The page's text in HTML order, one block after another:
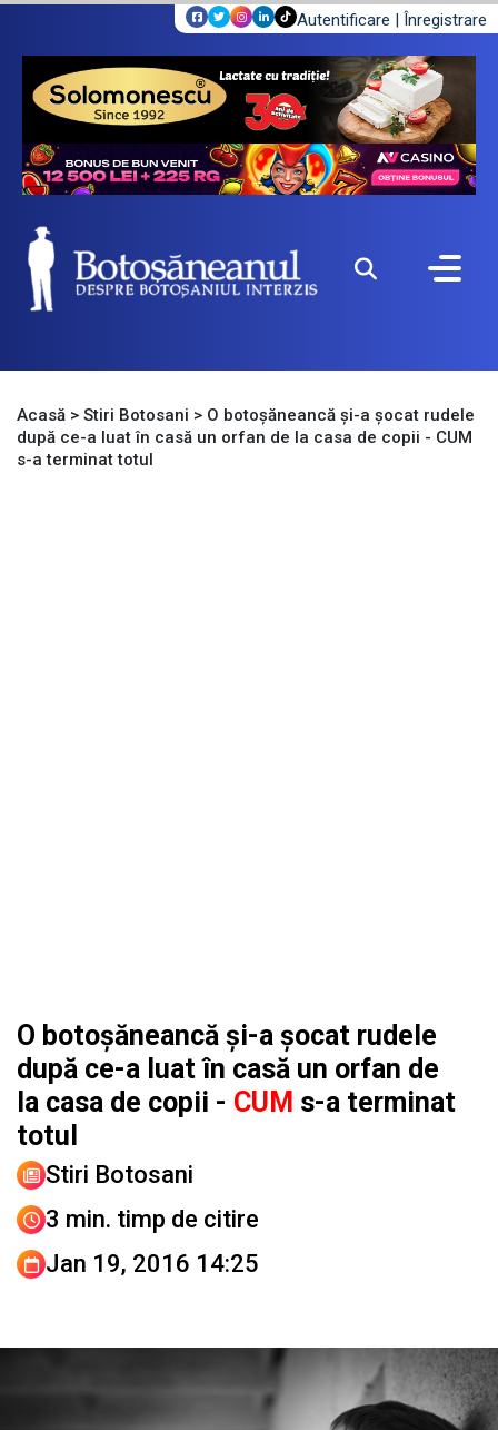
Autentificare | Înregistrare
Acasă > Stiri Botosani > O botoșăneancă și-a șocat rudele
după ce-a luat în casă un orfan de la casa de copii - CUM
s-a terminat totul
O botoșăneancă și-a șocat rudele
după ce-a luat în casă un orfan de
la casa de copii - CUM s-a terminat
totul
Stiri Botosani
3 min. timp de citire
Jan 19, 2016 14:25